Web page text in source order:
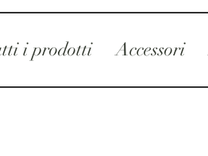
i prodotti Accessori